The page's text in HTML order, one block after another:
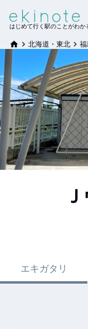
はじめて行く駅のことがわ
北海道・東北
エキガタリ